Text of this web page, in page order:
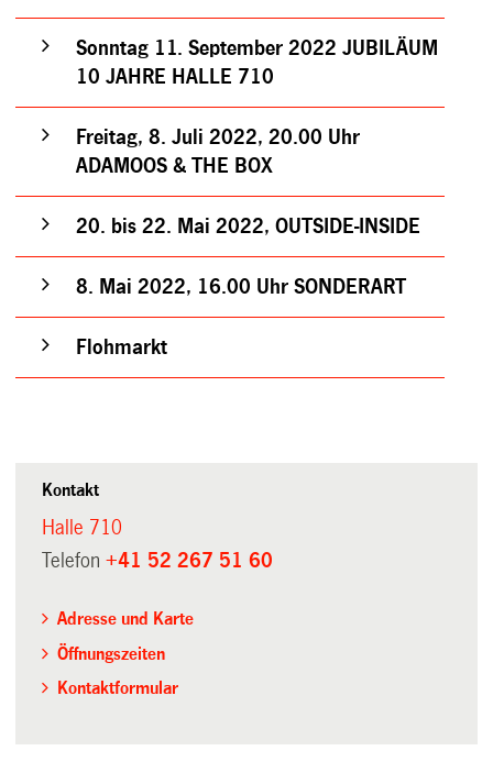
Sonntag 11. September 2022 JUBILÄUM
10 JAHRE HALLE 710
Freitag, 8. Juli 2022, 20.00 Uhr
ADAMOOS & THE BOX
20. bis 22. Mai 2022, OUTSIDE-INSIDE
8. Mai 2022, 16.00 Uhr SONDERART
Flohmarkt
Kontakt
Halle 710
Telefon+41 52 267 51 60
Adresse und Karte
Öffnungszeiten
Kontaktformular